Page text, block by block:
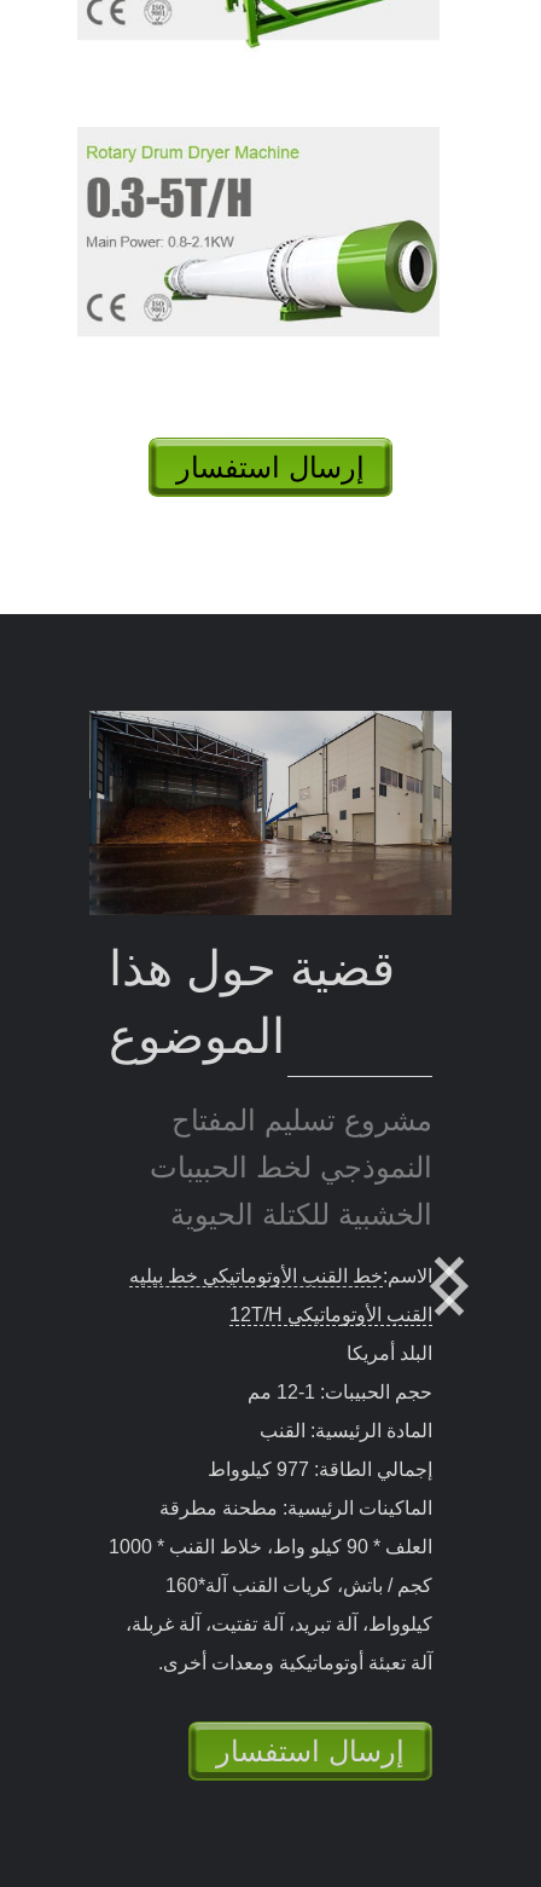
إرسال استفسار
قضية حول هذا
الموضوع
مشروع تسليم المفتاح
النموذجي لخط الحبيبات
الخشبية للكتلة الحيوية
الاسم:
2T/ساعة خشب أوتوماتيكي خط
الحبيبات
البلد كندا
حجم الحبيبات: 6-12 مم
المادة الرئيسية: رقائق الخشب الرطب
50%، نشارة الخشب الرطب 50%
إجمالي الطاقة: 385 كيلوواط
الماكينات الرئيسية: آلة تقطيع الأخشاب،
كسارة مطحنة مطحنة الخشب، آلة
التحويل، مجفف الخشب، حاوية التخزين,
ماكينة الكريات، والمبرد، وماكينة التعبئة
إرسال استفسار